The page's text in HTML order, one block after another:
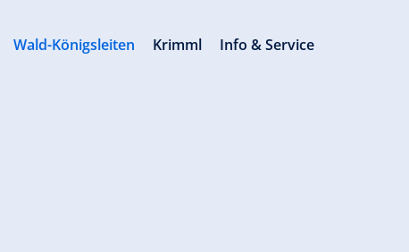
Wald-Königsleiten Krimml Info & Service